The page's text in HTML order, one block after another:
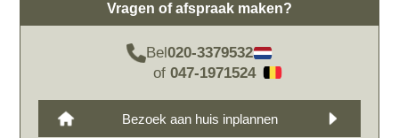
Vragen of afspraak maken?
Bel020-3379532
of 047-1971524
Bezoek aan huis inplannen